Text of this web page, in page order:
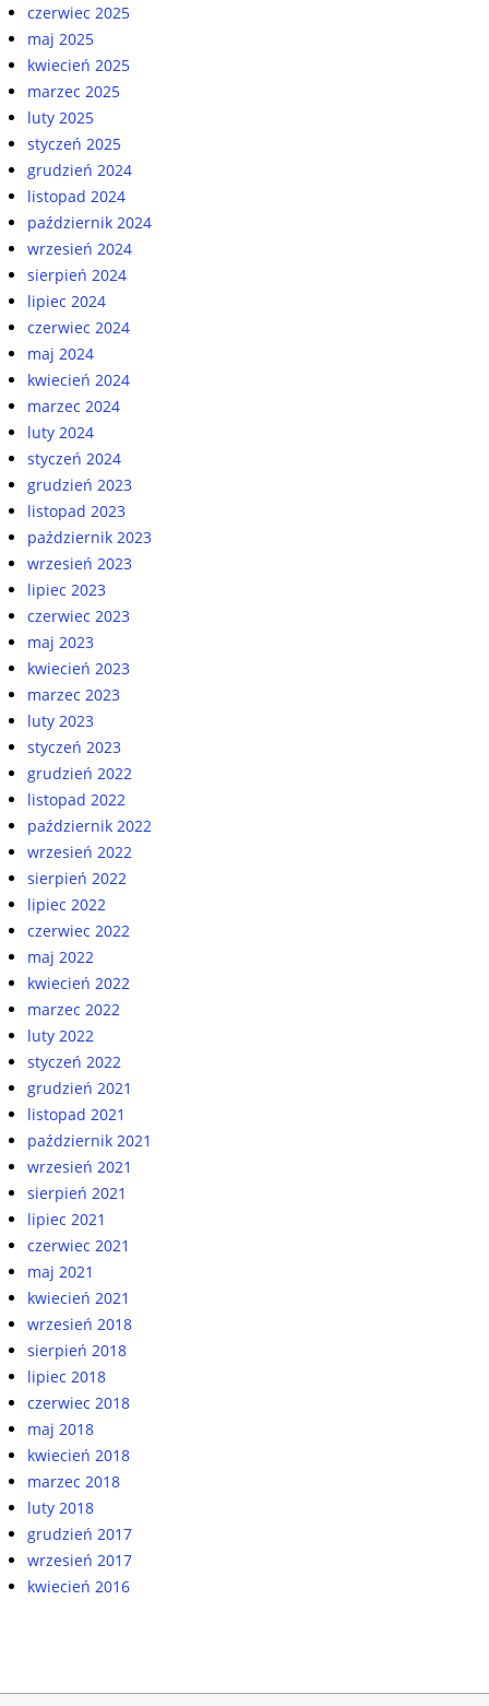
czerwiec 2025
maj 2025
kwiecień 2025
marzec 2025
luty 2025
styczeń 2025
grudzień 2024
listopad 2024
październik 2024
wrzesień 2024
sierpień 2024
lipiec 2024
czerwiec 2024
maj 2024
kwiecień 2024
marzec 2024
luty 2024
styczeń 2024
grudzień 2023
listopad 2023
październik 2023
wrzesień 2023
lipiec 2023
czerwiec 2023
maj 2023
kwiecień 2023
marzec 2023
luty 2023
styczeń 2023
grudzień 2022
listopad 2022
październik 2022
wrzesień 2022
sierpień 2022
lipiec 2022
czerwiec 2022
maj 2022
kwiecień 2022
marzec 2022
luty 2022
styczeń 2022
grudzień 2021
listopad 2021
październik 2021
wrzesień 2021
sierpień 2021
lipiec 2021
czerwiec 2021
maj 2021
kwiecień 2021
wrzesień 2018
sierpień 2018
lipiec 2018
czerwiec 2018
maj 2018
kwiecień 2018
marzec 2018
luty 2018
grudzień 2017
wrzesień 2017
kwiecień 2016